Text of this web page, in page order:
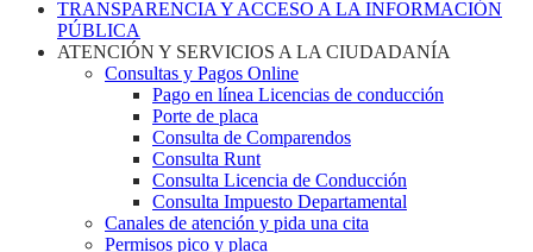
TRANSPARENCIA Y ACCESO A LA INFORMACIÓN
PÚBLICA
ATENCIÓN Y SERVICIOS A LA CIUDADANÍA
Consultas y Pagos Online
Pago en línea Licencias de conducción
Porte de placa
Consulta de Comparendos
Consulta Runt
Consulta Licencia de Conducción
Consulta Impuesto Departamental
Canales de atención y pida una cita
Permisos pico y placa